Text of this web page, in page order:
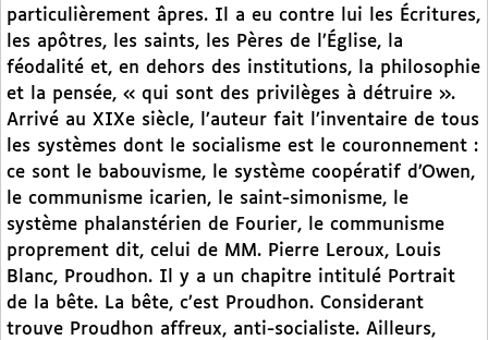
particulièrement âpres. Il a eu contre lui les Écritures,
les apôtres, les saints, les Pères de l’Église, la
féodalité et, en dehors des institutions, la philosophie
et la pensée, « qui sont des privilèges à détruire ».
Arrivé au XIXe siècle, l’auteur fait l’inventaire de tous
les systèmes dont le socialisme est le couronnement :
ce sont le babouvisme, le système coopératif d’Owen,
le communisme icarien, le saint-simonisme, le
système phalanstérien de Fourier, le communisme
proprement dit, celui de MM. Pierre Leroux, Louis
Blanc, Proudhon. Il y a un chapitre intitulé Portrait
de la bête. La bête, c’est Proudhon. Considerant
trouve Proudhon affreux, anti-socialiste. Ailleurs,